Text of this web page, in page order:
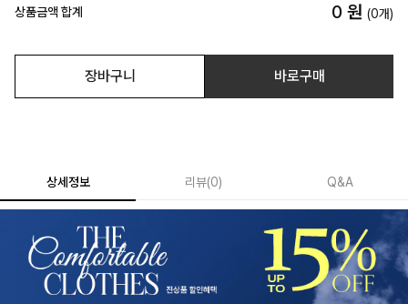
상품금액 합계 0 원 (0개)
장바구니 바로구매
상세정보 리뷰(0) Q&A